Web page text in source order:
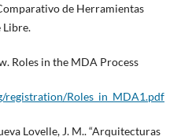
de Herramientas
Libre.
Roles in the MDA Process
registration/Roles_in_MDA1.pdf
Lovelle, J. M.. “Arquitecturas